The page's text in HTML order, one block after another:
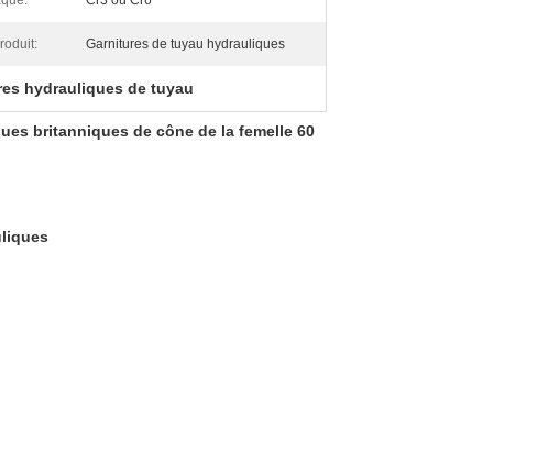
Garnitures de tuyau hydrauliques
hydrauliques de tuyau
britanniques de cône de la femelle 60